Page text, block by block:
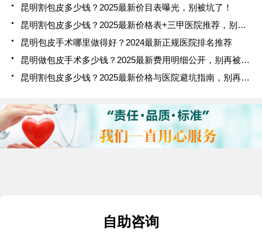
昆明割包皮多少钱？2025最新价目表曝光，别被坑了！
昆明割包皮多少钱？2025最新价格表+三甲医院推荐，别被坑了！
昆明包皮手术哪里做得好？2024最新正规医院排名推荐
昆明做包皮手术多少钱？2025最新费用明细公开，别再被坑了！
昆明割包皮多少钱？2025最新价格与医院避坑指南，别再花冤枉钱！
自助咨询